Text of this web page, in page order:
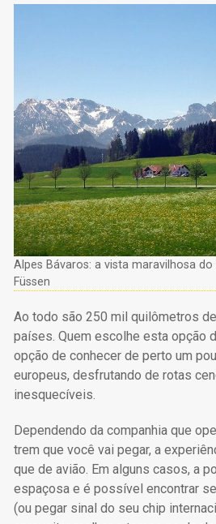
Alpes Bávaros: a vista maravilhosa
Füssen
Ao todo são 250 mil quilômetros
países. Quem escolhe esta opção
opção de conhecer de perto um
europeus, desfrutando de rotas
inesquecíveis.
Dependendo da companhia que
trem que você vai pegar, a
que de avião. Em alguns casos, a
espaçosa e é possível encontrar
(ou pegar sinal do seu chip